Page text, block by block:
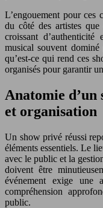
L’engouement pour ces
du côté des artistes
croissant
musical souvent
qu’est-ce qui rend ces
organisés pour garantir
Anatomie d’un
et organisation
Un show privé réussi
éléments essentiels. Le
avec le public et la
doivent être
événement exige une
compréhension
public.